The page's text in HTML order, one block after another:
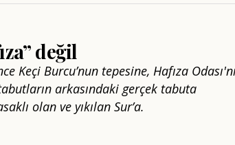
değil
Keçi Burcu’nun tepesine, Hafıza
arkasındaki gerçek tabuta
olan ve yıkılan Sur’a.